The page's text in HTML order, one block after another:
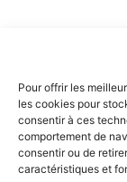
Pour offrir les
les cookies pour
consentir à ces
comportement de
consentir ou de
caractéristiques et